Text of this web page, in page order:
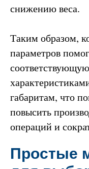
снижению веса.
Таким образом,
параметров
габаритам, что
повысить
операций и
Простые